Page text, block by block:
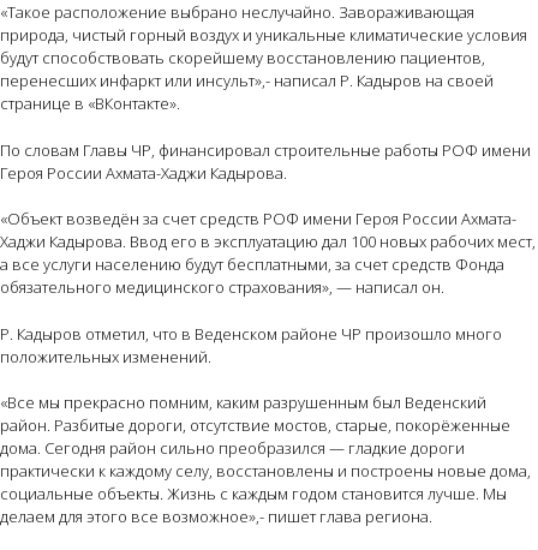
«Такое расположение выбрано неслучайно. Завораживающая
природа, чистый горный воздух и уникальные климатические условия
будут способствовать скорейшему восстановлению пациентов,
перенесших инфаркт или инсульт»,- написал Р. Кадыров на своей
странице в «ВКонтакте».
По словам Главы ЧР, финансировал строительные работы РОФ имени
Героя России Ахмата-Хаджи Кадырова.
«Объект возведён за счет средств РОФ имени Героя России Ахмата-
Хаджи Кадырова. Ввод его в эксплуатацию дал 100 новых рабочих мест,
а все услуги населению будут бесплатными, за счет средств Фонда
обязательного медицинского страхования», — написал он.
Р. Кадыров отметил, что в Веденском районе ЧР произошло много
положительных изменений.
«Все мы прекрасно помним, каким разрушенным был Веденский
район. Разбитые дороги, отсутствие мостов, старые, покорёженные
дома. Сегодня район сильно преобразился — гладкие дороги
практически к каждому селу, восстановлены и построены новые дома,
социальные объекты. Жизнь с каждым годом становится лучше. Мы
делаем для этого все возможное»,- пишет глава региона.